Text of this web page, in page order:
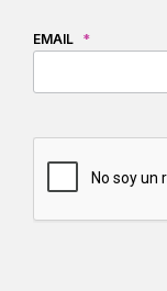
EMAIL *